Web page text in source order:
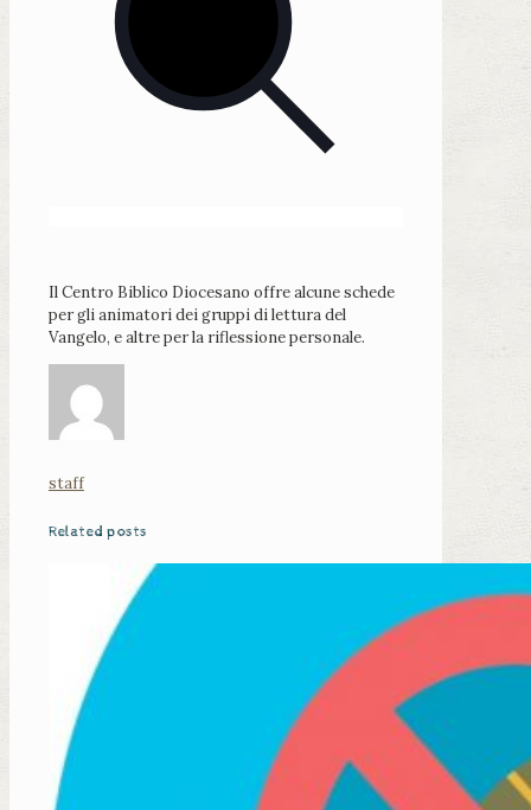
Il Centro Biblico Diocesano offre alcune schede
per gli animatori dei gruppi di lettura del
Vangelo, e altre per la riflessione personale.
staff
Related posts